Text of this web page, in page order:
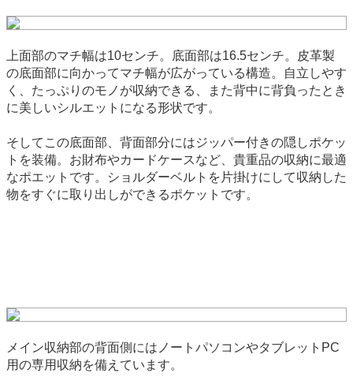
上面部のマチ幅は10センチ。底面部は16.5センチ。皮革製
の底面部に向かってマチ幅が広がっている構造。自立しやす
く、たっぷりのモノが収納できる、また背中に背負ったとき
に美しいシルエットになる形状です。
そしてこの底面部、背面部分にはジッパー付きの隠しポケッ
トを装備。お財布やカードケースなど、貴重品の収納に最適
なポエットです。ショルダーベルトを片掛けにして収納した
物をすぐに取り出しができるポケットです。
メイン収納部の背面側にはノートパソコンやタブレットPC
用の専用収納を備えています。